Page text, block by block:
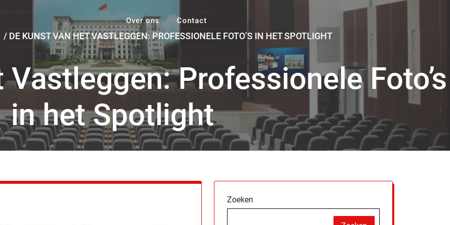
Over ons Contact
/ DE KUNST VAN HET VASTLEGGEN: PROFESSIONELE FOTO’S IN HET SPOTLIGHT
Professionele Foto’s
in het Spotlight
Zoeken